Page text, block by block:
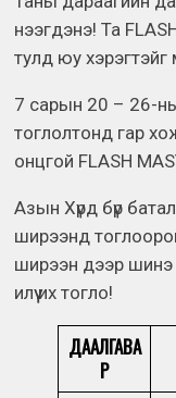
нээгдэнэ! Та
тулд юу
7 сарын 20 – 26-
тоглолтонд гар
онцгой FLASH
Азын Хүрд бүр
ширээнд
ширээн дээр шинэ
илүү их тогло!
ДААЛГАВА
Р